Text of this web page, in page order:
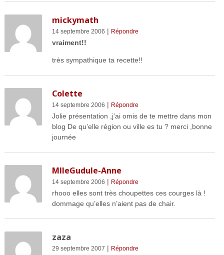
mickymath
14 septembre 2006 | Répondre
vraiment!!
très sympathique ta recette!!
Colette
14 septembre 2006 | Répondre
Jolie présentation ,j’ai omis de te mettre dans mon
blog De qu’elle région ou ville es tu ? merci ,bonne
journée
MlleGudule-Anne
14 septembre 2006 | Répondre
rhooo elles sont très choupettes ces courges là !
dommage qu’elles n’aient pas de chair.
zaza
29 septembre 2007 | Répondre